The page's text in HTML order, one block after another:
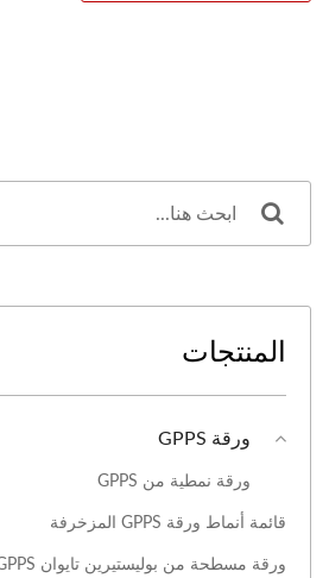
المنتجات
ورقة GPPS
ورقة نمطية من GPPS
قائمة أنماط ورقة GPPS المزخرفة
ورقة مسطحة من بوليستيرين تايوان GPPS